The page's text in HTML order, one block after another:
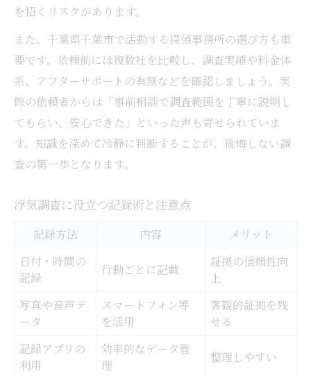
を招くリスクがあります。
また、千葉県千葉市で活動する探偵事務所の選び方も重
要です。依頼前には複数社を比較し、調査実績や料金体
系、アフターサポートの有無などを確認しましょう。実
際の依頼者からは「事前相談で調査範囲を丁寧に説明し
てもらい、安心できた」といった声も寄せられていま
す。知識を深めて冷静に判断することが、後悔しない調
査の第一歩となります。
浮気調査に役立つ記録術と注意点
記録方法 内容
メリット
日付・時間の
記録
行動ごとに記載
証拠の信頼性向
上
写真や音声デ
ータ
スマートフォン等
を活用
客観的証拠を残
せる
記録アプリの
利用
効率的なデータ管
理
整理しやすい